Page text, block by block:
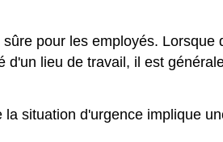
pour les employés.
lieu de travail, il est
situation d'urgence implique